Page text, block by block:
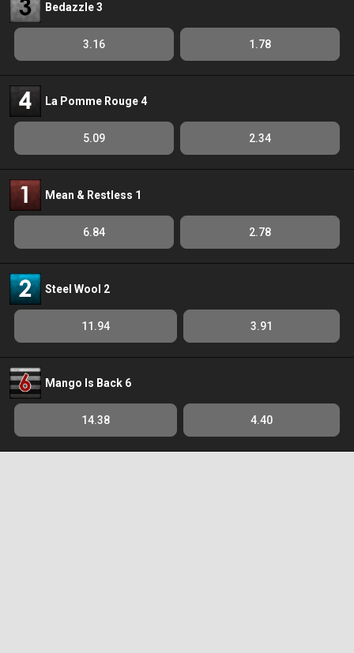
Bedazzle 3
3.16 1.78
La Pomme Rouge 4
5.09 2.34
Mean & Restless 1
6.84 2.78
Steel Wool 2
11.94 3.91
Mango Is Back 6
14.38 4.40